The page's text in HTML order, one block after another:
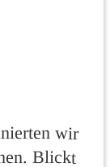
wir
Blickt
man
der
lässt
arbeiten.
sich
Rücken
fast